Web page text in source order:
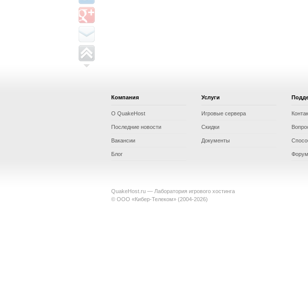
Компания
О QuakeHost
Последние новости
Вакансии
Блог
Услуги
Игровые сервера
Скидки
Документы
QuakeHost.ru — Лаборатория игрового хостинга
© ООО «Кибер-Телеком» (2004-2026)